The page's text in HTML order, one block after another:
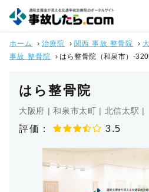
ホーム › 治療院 › 関西 事故 整骨院 ›
事故 整骨院
›はら整骨院（和泉市）-
はら整骨院
大阪府 | 和泉市太町 | 北信太駅 |
評価： 3.5